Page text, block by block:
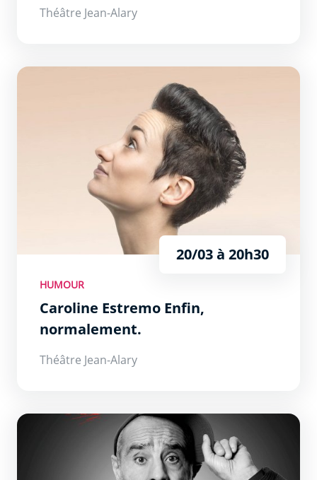
Théâtre Jean-Alary
Caroline Estremo Enfin, normalement.
20/03 à 20h30
HUMOUR
Caroline Estremo Enfin,
normalement.
Théâtre Jean-Alary
Éric Fraticelli 30 ans, what happened ?